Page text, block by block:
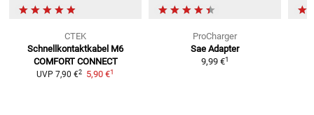
CTEK
Schnellkontaktkabel M6
COMFORT CONNECT
UVP 7,90 €2 5,90 €1
ProCharger
Sae Adapter
9,99 €1